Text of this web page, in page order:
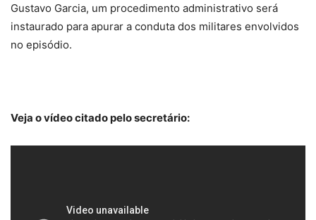
Gustavo Garcia, um procedimento administrativo será
instaurado para apurar a conduta dos militares envolvidos
no episódio.
Veja o vídeo citado pelo secretário: